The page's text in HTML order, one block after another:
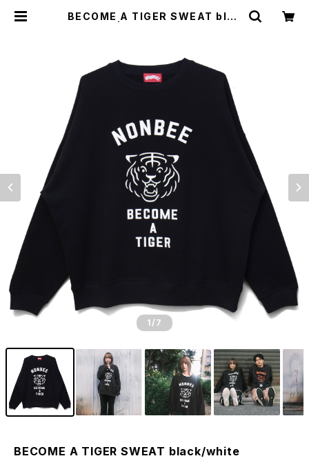
BECOME A TIGER SWEAT blac
1 /7
BECOME A TIGER SWEAT black/white